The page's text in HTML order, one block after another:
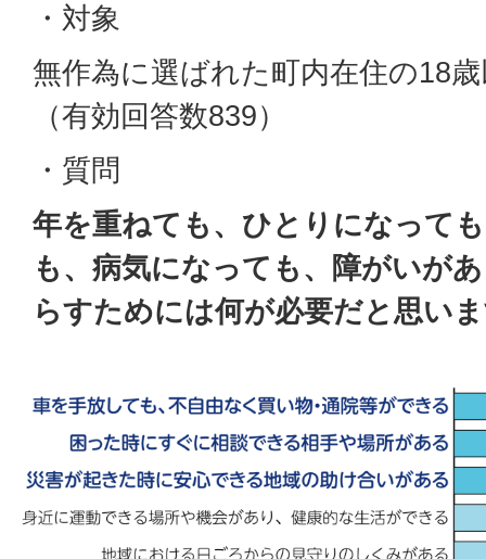
・対象
無作為に選ばれた町内在住の18
（有効回答数839）
・質問
年を重ねても、ひとりになって
も、病気になっても、障がいが
らすためには何が必要だと思い